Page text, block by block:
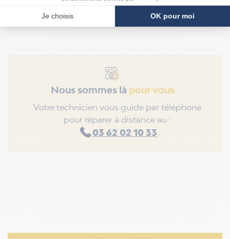
Nous sommes là pour vous
Votre technicien vous guide par téléphone
pour réparer à distance au :
03 62 02 10 33